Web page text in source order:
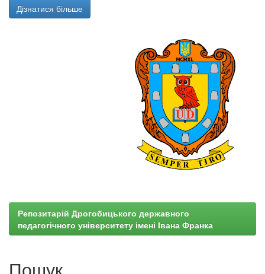
Дізнатися більше
Репозитарій Дрогобицького державного
педагогічного університету імені Івана Франка